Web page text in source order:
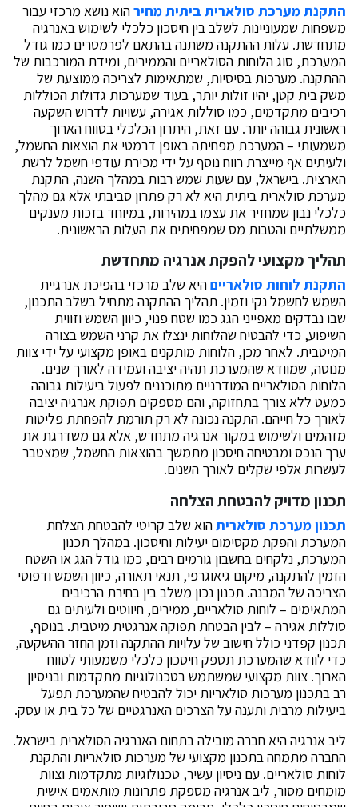
התקנת מערכת סולארית ביתית מחירהוא נושא מרכזי עבור
משפחות שמעוניינות לשלב בין חיסכון כלכלי לשימוש באנרגיה
מתחדשת. עלות ההתקנה משתנה בהתאם לפרמטרים כמו גודל
המערכת, סוג הלוחות הסולאריים והממירים, ומידת המורכבות של
ההתקנה. מערכות בסיסיות, שמתאימות לצריכה ממוצעת של
משק בית קטן, יהיו זולות יותר, בעוד שמערכות גדולות הכוללות
רכיבים מתקדמים, כמו סוללות אגירה, עשויות לדרוש השקעה
ראשונית גבוהה יותר. עם זאת, היתרון הכלכלי בטווח הארוך
משמעותי – המערכת מפחיתה באופן דרמטי את הוצאות החשמל,
ולעיתים אף מייצרת רווח נוסף על ידי מכירת עודפי חשמל לרשת
הארצית. בישראל, עם שעות שמש רבות במהלך השנה, התקנת
מערכת סולארית ביתית היא לא רק פתרון סביבתי אלא גם מהלך
כלכלי נבון שמחזיר את עצמו במהירות, במיוחד בזכות מענקים
ממשלתיים והטבות מס שמפחיתים את העלות הראשונית.
תהליך מקצועי להפקת אנרגיה מתחדשת
התקנת לוחות סולארייםהיא שלב מרכזי בהפיכת אנרגיית
השמש לחשמל נקי וזמין. תהליך ההתקנה מתחיל בשלב התכנון,
שבו נבדקים מאפייני הגג כמו שטח פנוי, כיוון השמש וזווית
השיפוע, כדי להבטיח שהלוחות ינצלו את קרני השמש בצורה
המיטבית. לאחר מכן, הלוחות מותקנים באופן מקצועי על ידי צוות
מנוסה, שמוודא שהמערכת תהיה יציבה ועמידה לאורך שנים.
הלוחות הסולאריים המודרניים מתוכננים לפעול ביעילות גבוהה
כמעט ללא צורך בתחזוקה, והם מספקים תפוקת אנרגיה יציבה
לאורך כל חייהם. התקנה נכונה לא רק תורמת להפחתת פליטות
מזהמים ולשימוש במקור אנרגיה מתחדש, אלא גם משדרגת את
ערך הנכס ומבטיחה חיסכון מתמשך בהוצאות החשמל, שמצטבר
לעשרות אלפי שקלים לאורך השנים.
תכנון מדויק להבטחת הצלחה
תכנון מערכת סולאריתהוא שלב קריטי להבטחת הצלחת
המערכת והפקת מקסימום יעילות וחיסכון. במהלך תכנון
המערכת, נלקחים בחשבון גורמים רבים, כמו גודל הגג או השטח
הזמין להתקנה, מיקום גיאוגרפי, תנאי תאורה, כיוון השמש ודפוסי
הצריכה של המבנה. תכנון נכון משלב בין בחירת הרכיבים
המתאימים – לוחות סולאריים, ממירים, חיווטים ולעיתים גם
סוללות אגירה – לבין הבטחת תפוקה אנרגטית מיטבית. בנוסף,
תכנון קפדני כולל חישוב של עלויות ההתקנה וזמן החזר ההשקעה,
כדי לוודא שהמערכת תספק חיסכון כלכלי משמעותי לטווח
הארוך. צוות מקצועי שמשתמש בטכנולוגיות מתקדמות ובניסיון
רב בתכנון מערכות סולאריות יכול להבטיח שהמערכת תפעל
ביעילות מרבית ותענה על הצרכים האנרגטיים של כל בית או עסק.
ליב אנרגיה היא חברה מובילה בתחום האנרגיה הסולארית בישראל.
החברה מתמחה בתכנון מקצועי של מערכות סולאריות והתקנת
לוחות סולאריים. עם ניסיון עשיר, טכנולוגיות מתקדמות וצוות
מומחים מסור, ליב אנרגיה מספקת פתרונות מותאמים אישית